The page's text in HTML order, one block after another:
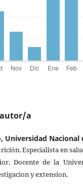
a
Universidad Nacional
Especialista en
Docente de la
y extension.